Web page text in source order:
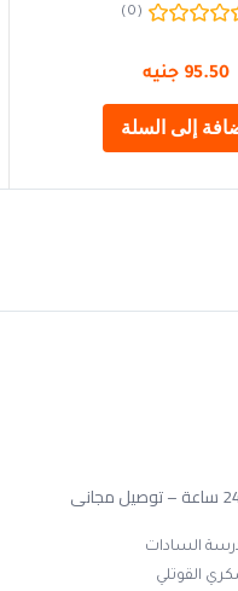
(0)
95.50 جنيه
إلى السلة
السادات
القوتلي